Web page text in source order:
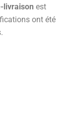
livraison est
ont été